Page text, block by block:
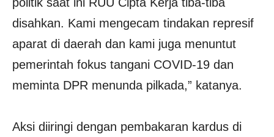
disahkan. Kami mengecam tindakan represif
aparat di daerah dan kami juga menuntut
pemerintah fokus tangani COVID-19 dan
meminta DPR menunda pilkada,” katanya.
Aksi diiringi dengan pembakaran kardus di